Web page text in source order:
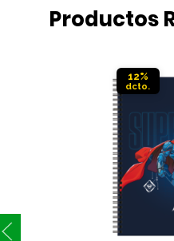
Productos
12%